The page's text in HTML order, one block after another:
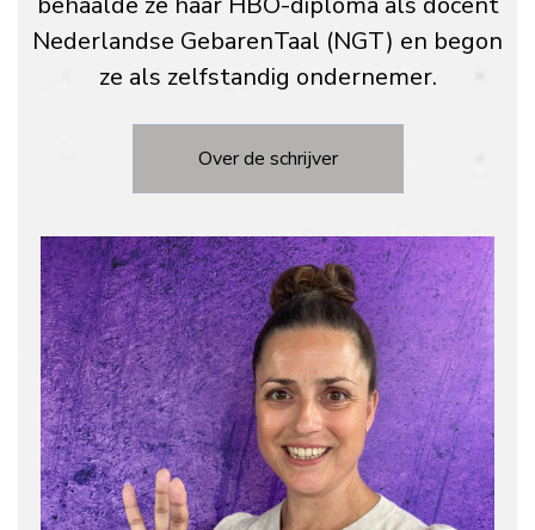
Nederlandse GebarenTaal (NGT) en begon
ze als zelfstandig ondernemer.
Over de schrijver